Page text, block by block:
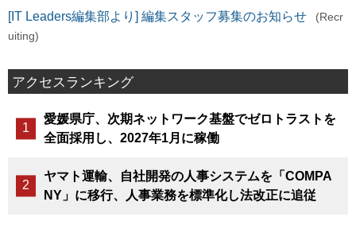
[IT Leaders編集部より] 編集スタッフ募集のお知らせ
(Recr
uiting)
アクセスランキング
愛媛県庁、次期ネットワーク基盤でゼロトラストを
全面採用し、2027年1月に稼働
ヤマト運輸、自社開発の人事システムを「COMPA
NY」に移行、人事業務を標準化し法改正に追従